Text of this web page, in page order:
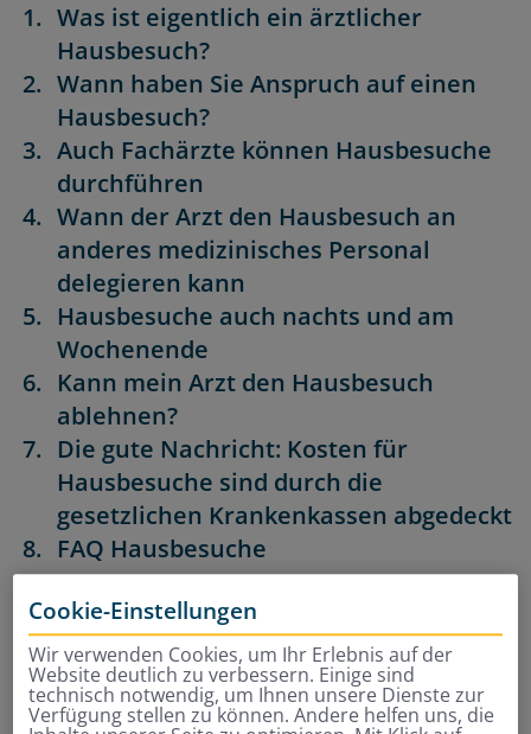
Was ist eigentlich ein ärztlicher
Hausbesuch?
Wann haben Sie Anspruch auf einen
Hausbesuch?
Auch Fachärzte können Hausbesuche
durchführen
Wann der Arzt den Hausbesuch an
anderes medizinisches Personal
delegieren kann
Hausbesuche auch nachts und am
Wochenende
Kann mein Arzt den Hausbesuch
ablehnen?
Die gute Nachricht: Kosten für
Hausbesuche sind durch die
gesetzlichen Krankenkassen abgedeckt
FAQ Hausbesuche
Was ist eigentlich ein
ärztlicher Hausbesuch?
Cookie-Einstellungen
Wir verwenden Cookies, um Ihr Erlebnis auf der
Website deutlich zu verbessern. Einige sind
technisch notwendig, um Ihnen unsere Dienste zur
Verfügung stellen zu können. Andere helfen uns, die